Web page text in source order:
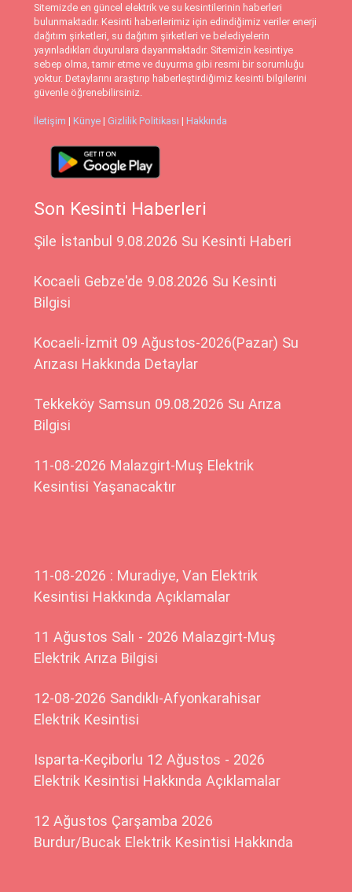
Sitemizde en güncel elektrik ve su kesintilerinin haberleri
bulunmaktadır. Kesinti haberlerimiz için edindiğimiz veriler enerji
dağıtım şirketleri, su dağıtım şirketleri ve belediyelerin
yayınladıkları duyurulara dayanmaktadır. Sitemizin kesintiye
sebep olma, tamir etme ve duyurma gibi resmi bir sorumluğu
yoktur. Detaylarını araştırıp haberleştirdiğimiz kesinti bilgilerini
güvenle öğrenebilirsiniz.
İletişim | Künye | Gizlilik Politikası | Hakkında
Son Kesinti Haberleri
Şile İstanbul 9.08.2026 Su Kesinti Haberi
Kocaeli Gebze'de 9.08.2026 Su Kesinti
Bilgisi
Kocaeli-İzmit 09 Ağustos-2026(Pazar) Su
Arızası Hakkında Detaylar
Tekkeköy Samsun 09.08.2026 Su Arıza
Bilgisi
11-08-2026 Malazgirt-Muş Elektrik
Kesintisi Yaşanacaktır
11-08-2026 : Muradiye, Van Elektrik
Kesintisi Hakkında Açıklamalar
11 Ağustos Salı - 2026 Malazgirt-Muş
Elektrik Arıza Bilgisi
12-08-2026 Sandıklı-Afyonkarahisar
Elektrik Kesintisi
Isparta-Keçiborlu 12 Ağustos - 2026
Elektrik Kesintisi Hakkında Açıklamalar
12 Ağustos Çarşamba 2026
Burdur/Bucak Elektrik Kesintisi Hakkında